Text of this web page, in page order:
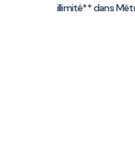
illimité** dans